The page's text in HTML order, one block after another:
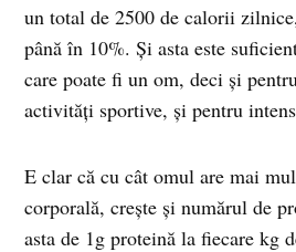
un total de 2500 de calorii
până în 10%. Și asta este
care poate fi un om, deci și
activități sportive, și pentru
E clar că cu cât omul are mai
corporală, crește și numărul de
asta de 1g proteină la fiecare kg